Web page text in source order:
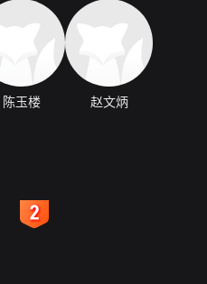
陈玉楼 赵文炳